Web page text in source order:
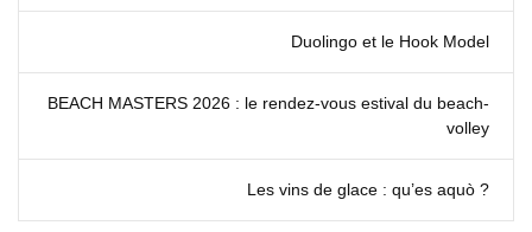
Duolingo et le Hook Model
BEACH MASTERS 2026 : le rendez‑vous estival du beach-
volley
Les vins de glace : qu’es aquò ?